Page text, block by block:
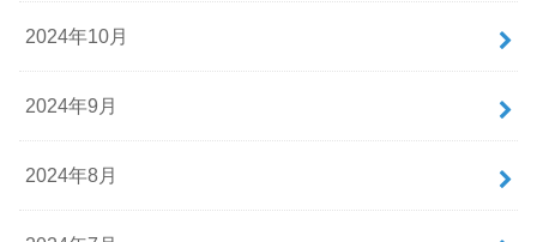
2024年10月
2024年9月
2024年8月